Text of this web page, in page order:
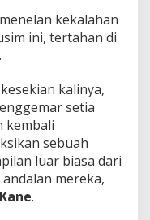
kekalahan
ini, tertahan di
kalinya,
setia
kembali
sebuah
luar biasa dari
mereka,
.